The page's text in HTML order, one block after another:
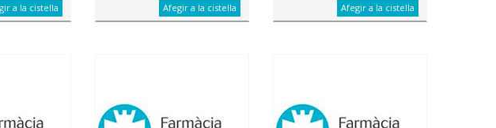
a la cistella Afegir a la cistella Afegir a la cistella